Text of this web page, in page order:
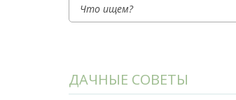
ДАЧНЫЕ СОВЕТЫ